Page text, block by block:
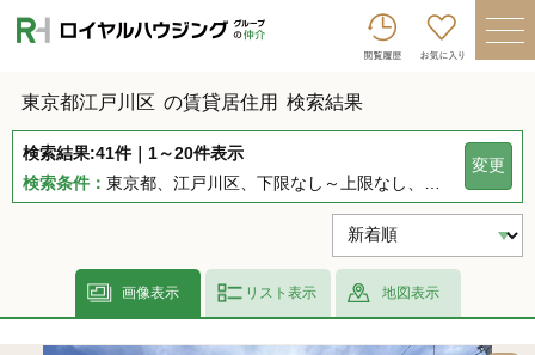
東京都江戸川区 の賃貸居住用 検索結果
検索結果:41件｜1～20件表示
検索条件： 東京都、江戸川区、下限なし～上限なし、指定しない、指定なし、指定しない、下限なし～上限なし、指定なし
変更
画像表示 リスト表示 地図表示
ロイヤルハウジンググループトップへ
売りたい
借りたい
店舗を探す
企業情報